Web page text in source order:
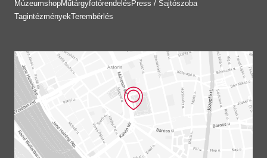
MúzeumshopMűtárgyfotórendelés Press / Sajtószoba
TagintézményekTerembérlés